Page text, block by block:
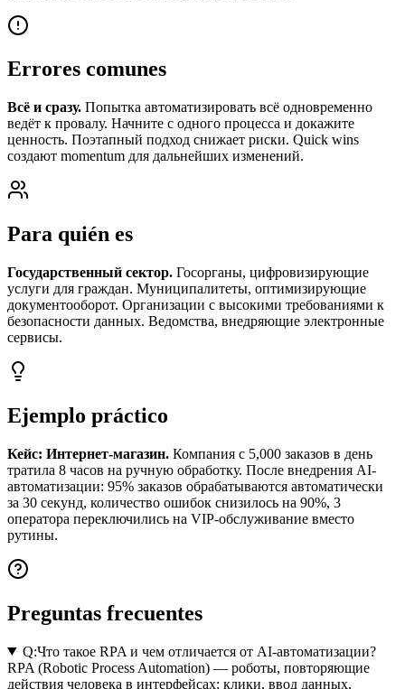
Errores comunes
Всё и сразу. Попытка автоматизировать всё одновременно
ведёт к провалу. Начните с одного процесса и докажите
ценность. Поэтапный подход снижает риски. Quick wins
создают momentum для дальнейших изменений.
Para quién es
Государственный сектор. Госорганы, цифровизирующие
услуги для граждан. Муниципалитеты, оптимизирующие
документооборот. Организации с высокими требованиями к
безопасности данных. Ведомства, внедряющие электронные
сервисы.
Ejemplo práctico
Кейс: Интернет-магазин. Компания с 5,000 заказов в день
тратила 8 часов на ручную обработку. После внедрения AI-
автоматизации: 95% заказов обрабатываются автоматически
за 30 секунд, количество ошибок снизилось на 90%, 3
оператора переключились на VIP-обслуживание вместо
рутины.
Preguntas frecuentes
Q:Что такое RPA и чем отличается от AI-автоматизации?
RPA (Robotic Process Automation) — роботы, повторяющие
действия человека в интерфейсах: клики, ввод данных,